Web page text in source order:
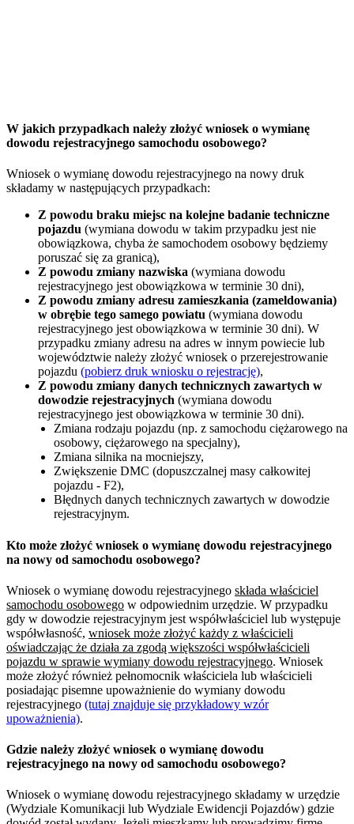
W jakich przypadkach należy złożyć wniosek o wymianę
dowodu rejestracyjnego samochodu osobowego?
Wniosek o wymianę dowodu rejestracyjnego na nowy druk
składamy w następujących przypadkach:
Z powodu braku miejsc na kolejne badanie techniczne
pojazdu (wymiana dowodu w takim przypadku jest nie
obowiązkowa, chyba że samochodem osobowy będziemy
poruszać się za granicą),
Z powodu zmiany nazwiska (wymiana dowodu
rejestracyjnego jest obowiązkowa w terminie 30 dni),
Z powodu zmiany adresu zamieszkania (zameldowania)
w obrębie tego samego powiatu (wymiana dowodu
rejestracyjnego jest obowiązkowa w terminie 30 dni). W
przypadku zmiany adresu na adres w innym powiecie lub
województwie należy złożyć wniosek o przerejestrowanie
pojazdu (pobierz druk wniosku o rejestrację),
Z powodu zmiany danych technicznych zawartych w
dowodzie rejestracyjnych (wymiana dowodu
rejestracyjnego jest obowiązkowa w terminie 30 dni).
Zmiana rodzaju pojazdu (np. z samochodu ciężarowego na
osobowy, ciężarowego na specjalny),
Zmiana silnika na mocniejszy,
Zwiększenie DMC (dopuszczalnej masy całkowitej
pojazdu - F2),
Błędnych danych technicznych zawartych w dowodzie
rejestracyjnym.
Kto może złożyć wniosek o wymianę dowodu rejestracyjnego
na nowy od samochodu osobowego?
Wniosek o wymianę dowodu rejestracyjnego składa właściciel
samochodu osobowego w odpowiednim urzędzie. W przypadku
gdy w dowodzie rejestracyjnym jest współwłaściciel lub występuje
współwłasność, wniosek może złożyć każdy z właścicieli
oświadczając że działa za zgodą większości współwłaścicieli
pojazdu w sprawie wymiany dowodu rejestracyjnego. Wniosek
może złożyć również pełnomocnik właściciela lub właścicieli
posiadając pisemne upoważnienie do wymiany dowodu
rejestracyjnego (tutaj znajduje się przykładowy wzór
upoważnienia).
Gdzie należy złożyć wniosek o wymianę dowodu
rejestracyjnego na nowy od samochodu osobowego?
Wniosek o wymianę dowodu rejestracyjnego składamy w urzędzie
(Wydziale Komunikacji lub Wydziale Ewidencji Pojazdów) gdzie